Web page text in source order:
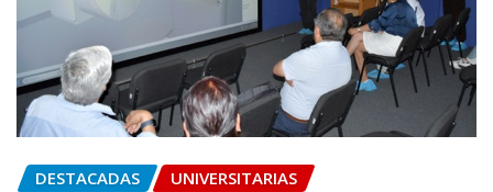
DESTACADAS UNIVERSITARIAS